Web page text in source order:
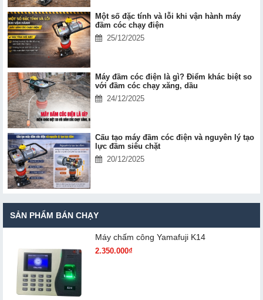
Một số đặc tính và lỗi khi vận hành máy
đầm cóc chạy điện
25/12/2025
Máy đầm cóc điện là gì? Điểm khác biệt so
với đầm cóc chạy xăng, dầu
24/12/2025
Cấu tạo máy đầm cóc điện và nguyên lý tạo
lực đầm siêu chặt
20/12/2025
SẢN PHẨM BÁN CHẠY
Máy chấm cô​ng Yamafuji K14
2.350.000₫